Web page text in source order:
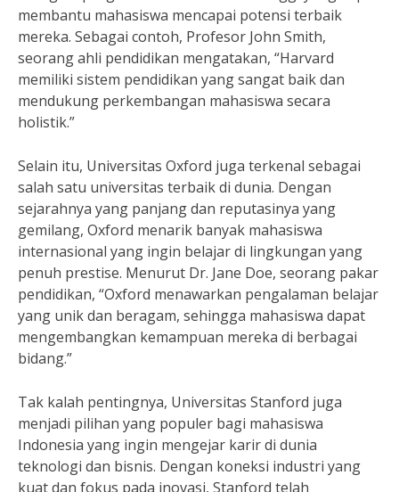
membantu mahasiswa mencapai potensi terbaik
mereka. Sebagai contoh, Profesor John Smith,
seorang ahli pendidikan mengatakan, “Harvard
memiliki sistem pendidikan yang sangat baik dan
mendukung perkembangan mahasiswa secara
holistik.”
Selain itu, Universitas Oxford juga terkenal sebagai
salah satu universitas terbaik di dunia. Dengan
sejarahnya yang panjang dan reputasinya yang
gemilang, Oxford menarik banyak mahasiswa
internasional yang ingin belajar di lingkungan yang
penuh prestise. Menurut Dr. Jane Doe, seorang pakar
pendidikan, “Oxford menawarkan pengalaman belajar
yang unik dan beragam, sehingga mahasiswa dapat
mengembangkan kemampuan mereka di berbagai
bidang.”
Tak kalah pentingnya, Universitas Stanford juga
menjadi pilihan yang populer bagi mahasiswa
Indonesia yang ingin mengejar karir di dunia
teknologi dan bisnis. Dengan koneksi industri yang
kuat dan fokus pada inovasi, Stanford telah